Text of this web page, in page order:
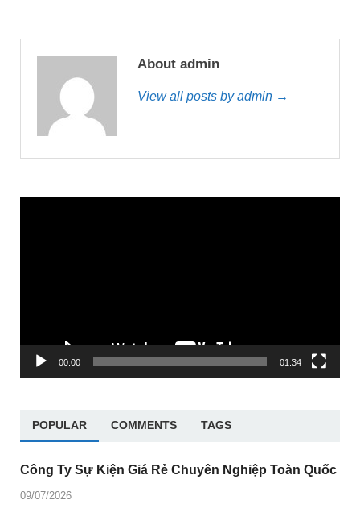
About admin
View all posts by admin →
00:00 01:34
POPULAR COMMENTS TAGS
Công Ty Sự Kiện Giá Rẻ Chuyên Nghiệp Toàn Quốc
09/07/2026